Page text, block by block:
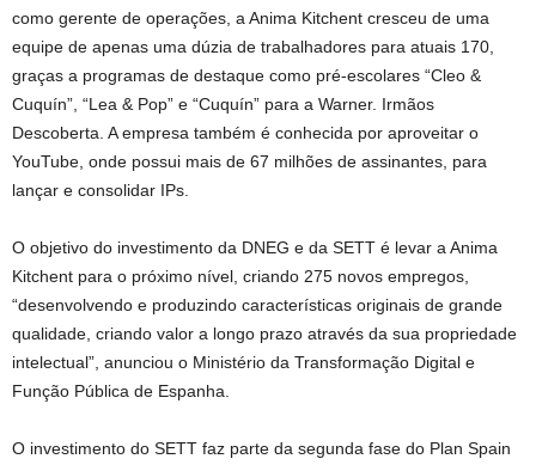
como gerente de operações, a Anima Kitchent cresceu de uma
equipe de apenas uma dúzia de trabalhadores para atuais 170,
graças a programas de destaque como pré-escolares “Cleo &
Cuquín”, “Lea & Pop” e “Cuquín” para a Warner. Irmãos
Descoberta. A empresa também é conhecida por aproveitar o
YouTube, onde possui mais de 67 milhões de assinantes, para
lançar e consolidar IPs.
O objetivo do investimento da DNEG e da SETT é levar a Anima
Kitchent para o próximo nível, criando 275 novos empregos,
“desenvolvendo e produzindo características originais de grande
qualidade, criando valor a longo prazo através da sua propriedade
intelectual”, anunciou o Ministério da Transformação Digital e
Função Pública de Espanha.
O investimento do SETT faz parte da segunda fase do Plan Spain